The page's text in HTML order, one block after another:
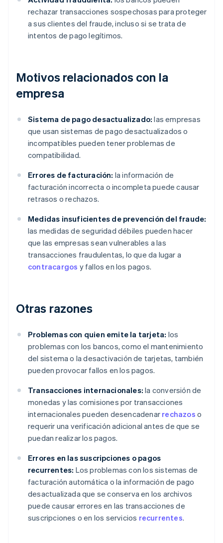
rechazar transacciones sospechosas para proteger
a sus clientes del fraude, incluso si se trata de
intentos de pago legítimos.
Motivos relacionados con la
empresa
Sistema de pago desactualizado: las empresas
que usan sistemas de pago desactualizados o
incompatibles pueden tener problemas de
compatibilidad.
Errores de facturación: la información de
facturación incorrecta o incompleta puede causar
retrasos o rechazos.
Medidas insuficientes de prevención del fraude:
las medidas de seguridad débiles pueden hacer
que las empresas sean vulnerables a las
transacciones fraudulentas, lo que da lugar a
contracargos y fallos en los pagos.
Otras razones
Problemas con quien emite la tarjeta: los
problemas con los bancos, como el mantenimiento
del sistema o la desactivación de tarjetas, también
pueden provocar fallos en los pagos.
Transacciones internacionales: la conversión de
monedas y las comisiones por transacciones
internacionales pueden desencadenar rechazos o
requerir una verificación adicional antes de que se
puedan realizar los pagos.
Errores en las suscripciones o pagos
recurrentes: Los problemas con los sistemas de
facturación automática o la información de pago
desactualizada que se conserva en los archivos
puede causar errores en las transacciones de
suscripciones o en los servicios recurrentes.